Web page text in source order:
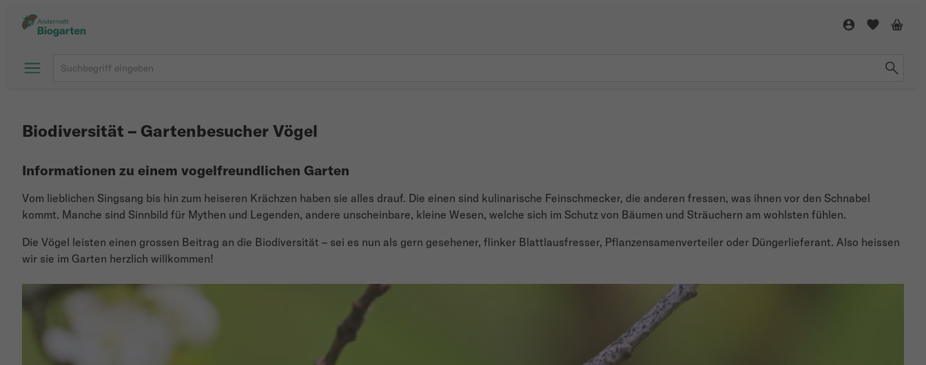
Biodiversität – Gartenbesucher Vögel
Informationen zu einem vogelfreundlichen Garten
Vom lieblichen Singsang bis hin zum heiseren Krächzen haben sie alles drauf. Die einen sind kulinarische Feinschmecker, die anderen fressen, was ihnen vor den Schnabel
kommt. Manche sind Sinnbild für Mythen und Legenden, andere unscheinbare, kleine Wesen, welche sich im Schutz von Bäumen und Sträuchern am wohlsten fühlen.
Die Vögel leisten einen grossen Beitrag an die Biodiversität – sei es nun als gern gesehener, flinker Blattlausfresser, Pflanzensamenverteiler oder Düngerlieferant. Also heissen
wir sie im Garten herzlich willkommen!